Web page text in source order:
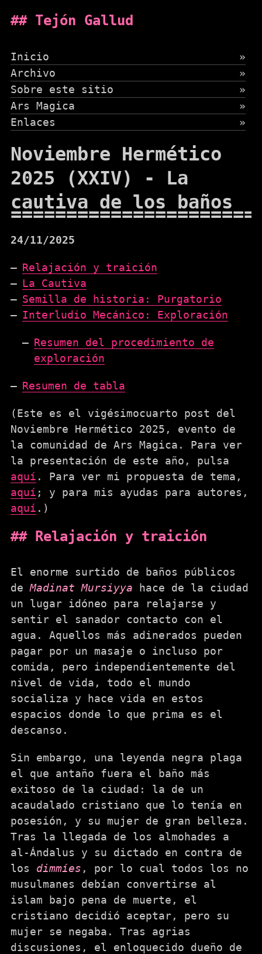
Tejón Gallud
Inicio
»
Archivo
»
Sobre este sitio
»
Ars Magica
»
Enlaces
»
Noviembre Hermético
2025 (XXIV) - La
cautiva de los baños
24/11/2025
Relajación y traición
La Cautiva
Semilla de historia: Purgatorio
Interludio Mecánico: Exploración
Resumen del procedimiento de
exploración
Resumen de tabla
(Este es el vigésimocuarto post del
Noviembre Hermético 2025, evento de
la comunidad de Ars Magica. Para ver
la presentación de este año, pulsa
aquí . Para ver mi propuesta de tema,
aquí ; y para mis ayudas para autores,
aquí .)
Relajación y traición
El enorme surtido de baños públicos
deMadinat Mursiyya hace de la ciudad
un lugar idóneo para relajarse y
sentir el sanador contacto con el
agua. Aquellos más adinerados pueden
pagar por un masaje o incluso por
comida, pero independientemente del
nivel de vida, todo el mundo
socializa y hace vida en estos
espacios donde lo que prima es el
descanso.
Sin embargo, una leyenda negra plaga
el que antaño fuera el baño más
exitoso de la ciudad: la de un
acaudalado cristiano que lo tenía en
posesión, y su mujer de gran belleza.
Tras la llegada de los almohades a
al-Ándalus y su dictado en contra de
los dimmíes , por lo cual todos los no
musulmanes debían convertirse al
islam bajo pena de muerte, el
cristiano decidió aceptar, pero su
mujer se negaba. Tras agrias
discusiones, el enloquecido dueño de